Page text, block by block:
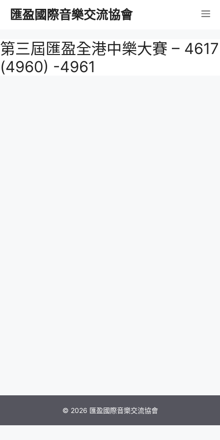
容
匯盈國際音樂交流協會 選
單
第三屆匯盈全港中樂大賽 – 4617
(4960) -4961
© 2026 匯盈國際音樂交流協會